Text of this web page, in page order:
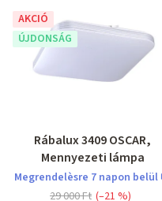
AKCIÓ
ÚJDONSÁG
Rábalux 3409 OSCAR,
Mennyezeti lámpa
Megrendelèsre 7 napon belül
29 000 Ft (–21 %)